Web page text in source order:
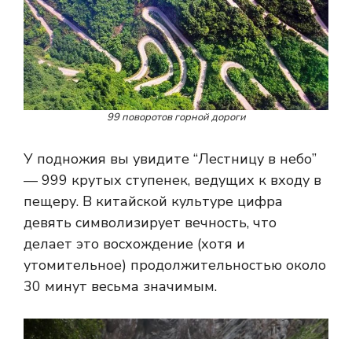
99 поворотов горной дороги
У подножия вы увидите “Лестницу в небо”
— 999 крутых ступенек, ведущих к входу в
пещеру. В китайской культуре цифра
девять символизирует вечность, что
делает это восхождение (хотя и
утомительное) продолжительностью около
30 минут весьма значимым.